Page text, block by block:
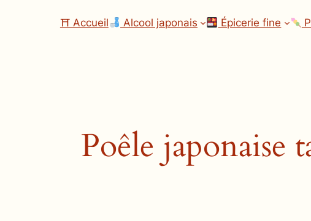
⛩ Accueil Alcool japonais Épicerie fine
Poêle japonaise